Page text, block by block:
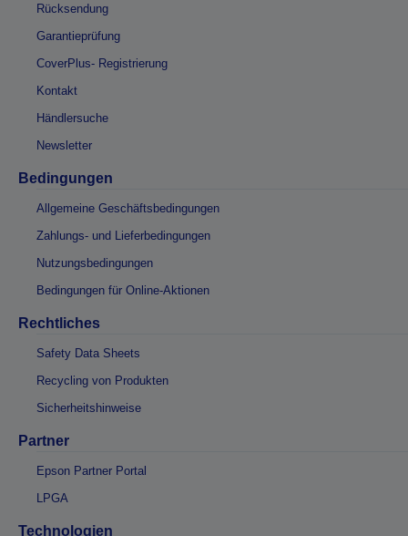
Rücksendung
Garantieprüfung
CoverPlus- Registrierung
Kontakt
Händlersuche
Newsletter
Bedingungen
Allgemeine Geschäftsbedingungen
Zahlungs- und Lieferbedingungen
Nutzungsbedingungen
Bedingungen für Online-Aktionen
Rechtliches
Safety Data Sheets
Recycling von Produkten
Sicherheitshinweise
Partner
Epson Partner Portal
LPGA
Technologien